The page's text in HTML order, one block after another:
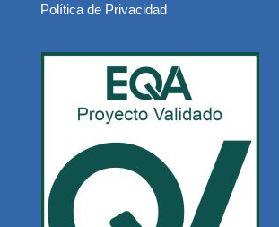
Política de Privacidad